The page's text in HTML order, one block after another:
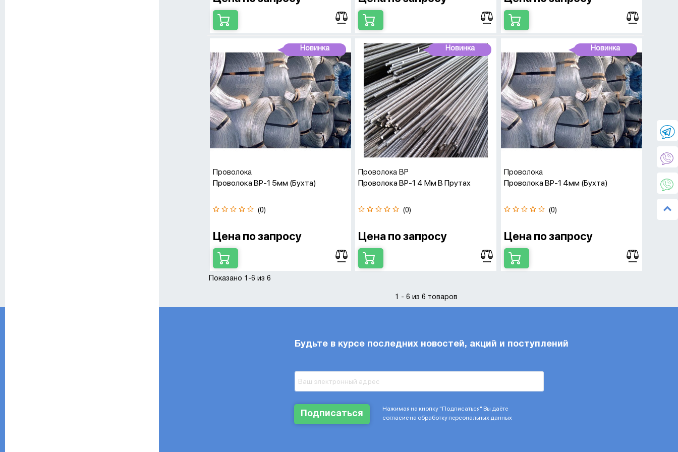
Новинка
Проволока
Проволока ВР-1 5мм (бухта)
(0)
Цена по запросу
Новинка
Проволока ВР
Проволока ВР-1 4 Мм В Прутах
(0)
Цена по запросу
Новинка
Проволока
Проволока ВР-1 4мм (бухта)
(0)
Цена по запросу
Показано 1-6 из 6
1 - 6 из 6 товаров
Будьте в курсе последних новостей, акций и поступлений
Подписаться
Нажимая на кнопку "Подписаться" Вы даёте
согласие на обработку персональных данных